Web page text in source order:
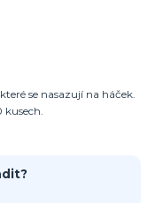
se nasazují na háček.
kusech.